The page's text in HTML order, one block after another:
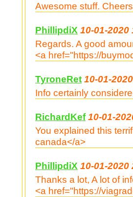
Awesome stuff.
PhillipdiX 10-01-2020
Regards. A good
<a href="https://
TyroneRet 10-01-
Info certainly
RichardKef 10-01-
You explained this
canada</a>
PhillipdiX 10-01-2020
Thanks a lot, A lot of
<a href="https://